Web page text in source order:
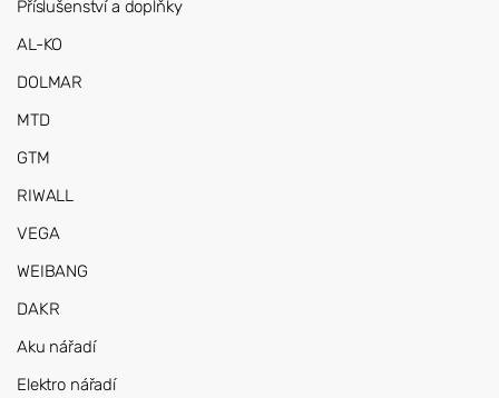
Příslušenství a doplňky
AL-KO
DOLMAR
MTD
GTM
RIWALL
VEGA
WEIBANG
DAKR
Aku nářadí
Elektro nářadí